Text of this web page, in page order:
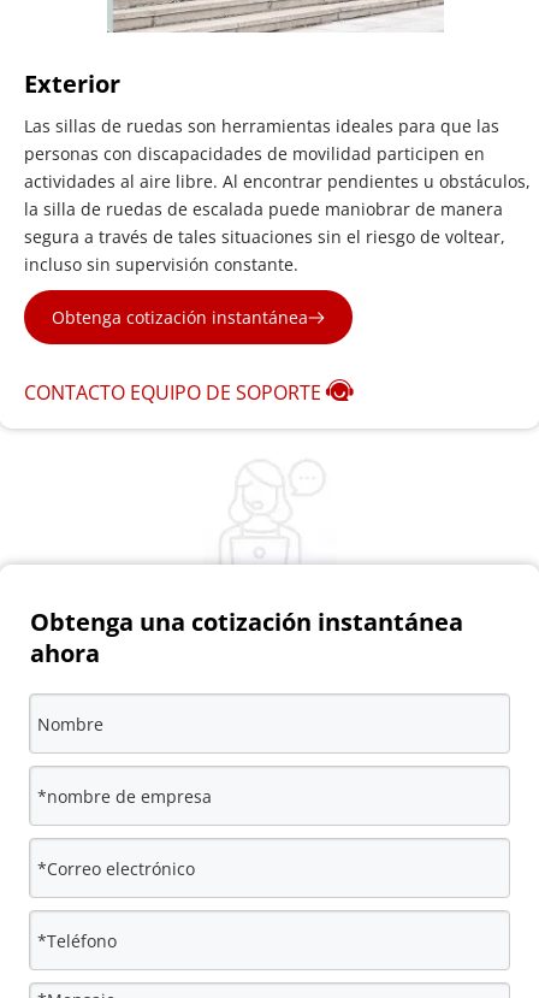
Exterior
Las sillas de ruedas son herramientas ideales para que las
personas con discapacidades de movilidad participen en
actividades al aire libre. Al encontrar pendientes u obstáculos,
la silla de ruedas de escalada puede maniobrar de manera
segura a través de tales situaciones sin el riesgo de voltear,
incluso sin supervisión constante.
Obtenga cotización instantánea
CONTACTO EQUIPO DE SOPORTE
Obtenga una cotización instantánea
ahora